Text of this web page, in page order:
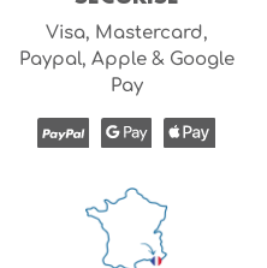
Visa, Mastercard,
Paypal, Apple & Google
Pay